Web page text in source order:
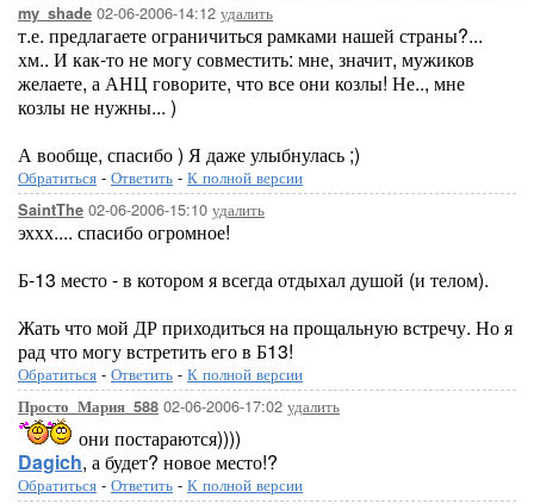
my_shade 02-06-2006-14:12 удалить
т.е. предлагаете ограничиться рамками нашей страны?...
хм.. И как-то не могу совместить: мне, значит, мужиков
желаете, а АНЦ говорите, что все они козлы! Не.., мне
козлы не нужны... )
А вообще, спасибо ) Я даже улыбнулась ;)
Обратиться - Ответить - К полной версии
SaintThe 02-06-2006-15:10 удалить
эххх.... спасибо огромное!
Б-13 место - в котором я всегда отдыхал душой (и телом).
Жать что мой ДР приходиться на прощальную встречу. Но я
рад что могу встретить его в Б13!
Обратиться - Ответить - К полной версии
Просто_Мария_588 02-06-2006-17:02 удалить
они постараются))))
Dagich, а будет? новое место!?
Обратиться - Ответить - К полной версии